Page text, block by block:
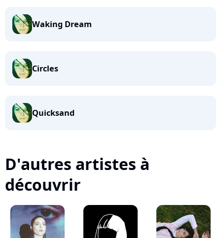
Waking Dream
Circles
Quicksand
D'autres artistes à
découvrir